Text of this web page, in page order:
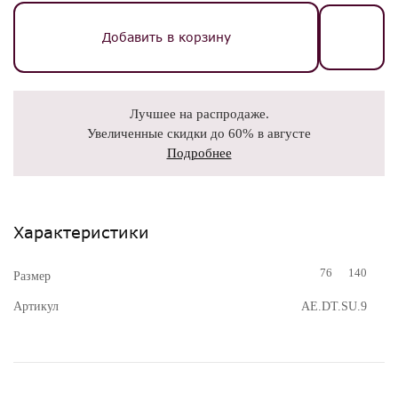
Добавить в корзину
Лучшее на распродаже.
Увеличенные скидки до 60% в августе
Подробнее
Характеристики
Размер 76 140
Артикул AE.DT.SU.9